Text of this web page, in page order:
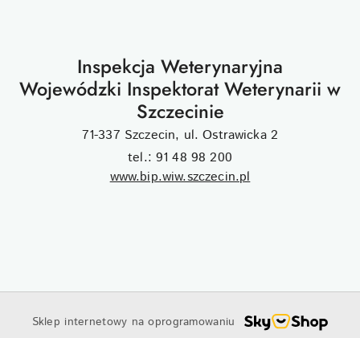
Inspekcja Weterynaryjna
Wojewódzki Inspektorat Weterynarii w
Szczecinie
71-337 Szczecin, ul. Ostrawicka 2
tel.: 91 48 98 200
www.bip.wiw.szczecin.pl
Sklep internetowy na oprogramowaniu